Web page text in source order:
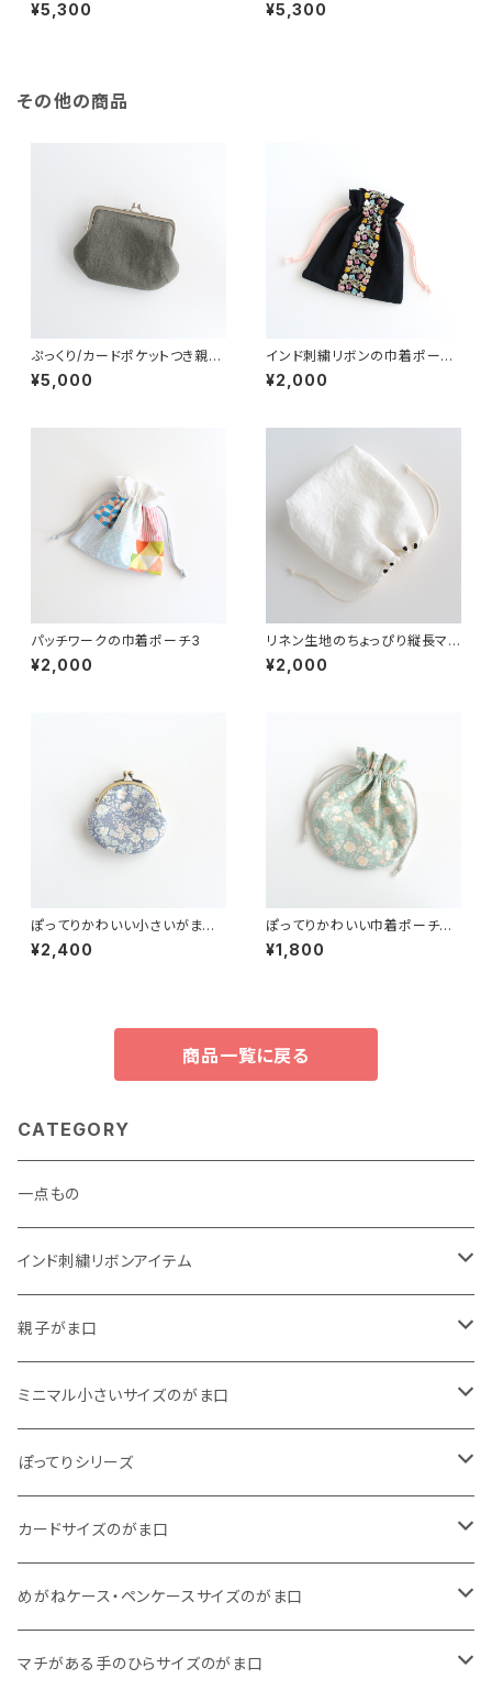
¥5,300 ¥5,300
その他の商品
ぷっくり/カードポケットつき親子
がま口（お財布）グレイッシュグ
リーン
¥5,000
インド刺繍リボンの巾着ポーチ
ブラック
¥2,000
パッチワークの巾着ポーチ3
¥2,000
リネン生地のちょっぴり縦長マチ
のあるシンプルな巾着ポーチ
ドット柄
¥2,000
ぽってりかわいい小さいがま口
ポーチ 大人花柄ブルー
¥2,400
ぽってりかわいい巾着ポーチ
大人花柄グリーン
¥1,800
商品一覧に戻る
CATEGORY
一点もの
インド刺繍リボンアイテム
がま口
巾着
親子がま口
・ ぷっくりタイプ
くったりコットンキャンバス
11号帆布
・ 四角いマチのたっぷりサイズ
くったりコットンキャンバス
11号帆布
・ 四角いマチのスリムコンパクトタイプ
くったりコットンキャンバス
11号帆布
・ マチなしスリムタイプ
くったりコットンキャンバス
ミニマル小さいサイズのがま口
・ くったりコットンキャンバス
・ リネン
・ 柄いろいろ
ぽってりシリーズ
・ がま口
・ 巾着ポーチ
カードサイズのがま口
・ くったりコットンキャンバス
・ 11号帆布
めがねケース・ペンケースサイズのがま口
・ くったりコットンキャンバス
マチがある手のひらサイズのがま口